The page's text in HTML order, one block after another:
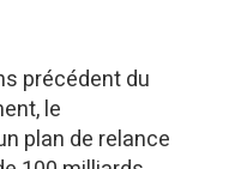
précédent du
le
plan de relance